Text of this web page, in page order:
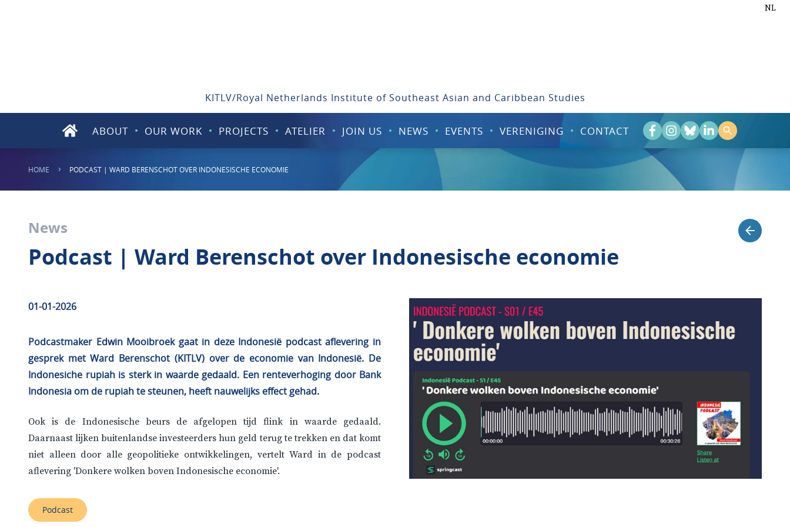
NL
KITLV/Royal Netherlands Institute of Southeast Asian and Caribbean Studies
ABOUT OUR WORK PROJECTS ATELIER JOIN US NEWS EVENTS VERENIGING CONTACT
HOME PODCAST | WARD BERENSCHOT OVER INDONESISCHE ECONOMIE
News
Podcast | Ward Berenschot over Indonesische economie
01-01-2026
Podcastmaker Edwin Mooibroek gaat in deze Indonesië podcast aflevering in
gesprek met Ward Berenschot (KITLV) over de economie van Indonesië. De
Indonesiche rupiah is sterk in waarde gedaald. Een renteverhoging door Bank
Indonesia om de rupiah te steunen, heeft nauwelijks effect gehad.
Ook is de Indonesische beurs de afgelopen tijd flink in waarde gedaald.
Daarnaast lijken buitenlandse investeerders hun geld terug te trekken en dat komt
niet alleen door alle geopolitieke ontwikkelingen, vertelt Ward in de podcast
aflevering 'Donkere wolken boven Indonesische economie'.
Podcast